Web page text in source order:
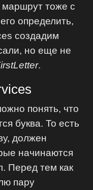
маршрут тоже с
определить,
создадим
но еще не
.
понять, что
буква. То есть
должен
начинаются
Перед тем как
пару